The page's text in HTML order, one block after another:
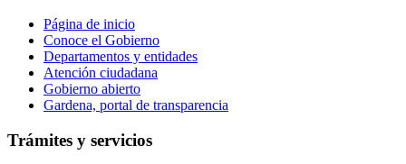
Página de inicio
Conoce el Gobierno
Departamentos y entidades
Atención ciudadana
Gobierno abierto
Gardena, portal de transparencia
Trámites y servicios